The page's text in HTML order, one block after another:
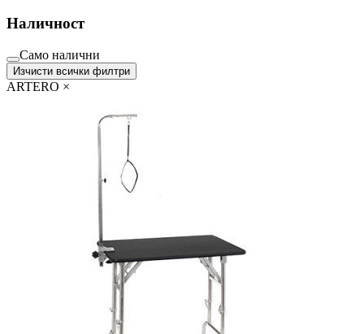
Наличност
Само налични
Изчисти всички филтри
ARTERO ×